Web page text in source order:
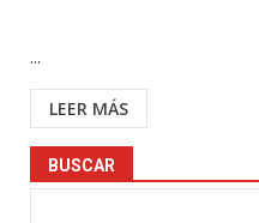
...
LEER MÁS
BUSCAR